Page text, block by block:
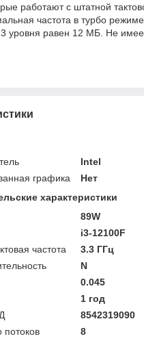
работают с штатной
частота в турбо
уровня равен 12 МБ. Не
Intel
графика
Нет
характеристики
89W
i3-12100F
частота
3.3 ГГц
N
0.045
1 год
8542319090
потоков
8